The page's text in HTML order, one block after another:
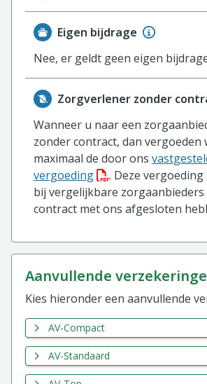
Eigen bijdrage
Nee, er geldt geen eigen
Zorgverlener zonder
Wanneer u naar een
zonder contract, dan vergoeden
maximaal de door ons
vergoeding(PDF bestand,
. Deze
bij vergelijkbare zorgaanbieders
contract met ons afgesloten
aanvullende
Kies hieronder een aanvullende
AV-Compact
AV-Standaard